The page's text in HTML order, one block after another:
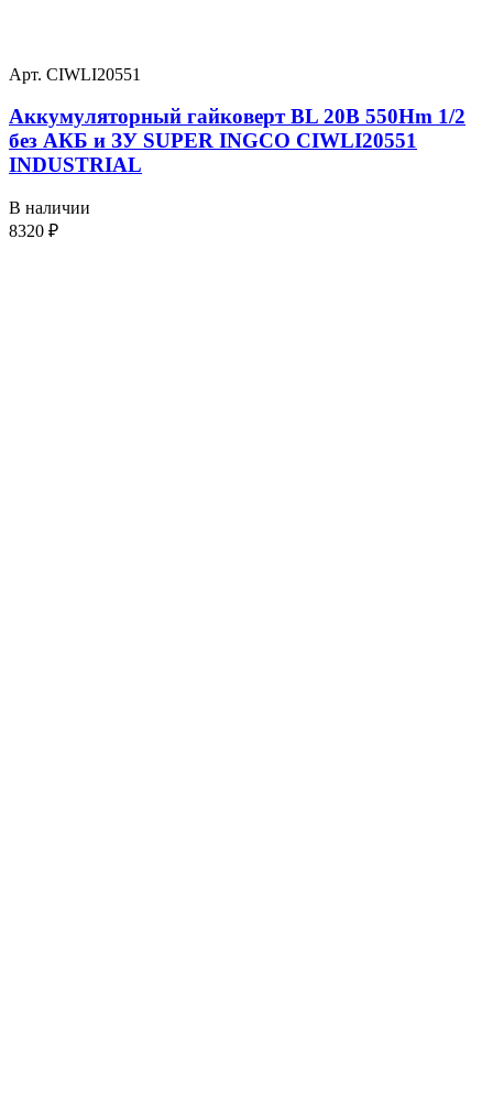
Арт. CIWLI20551
Аккумуляторный гайковерт BL 20В 550Hm 1/2
без АКБ и ЗУ SUPER INGCO CIWLI20551
INDUSTRIAL
В наличии
8320 ₽